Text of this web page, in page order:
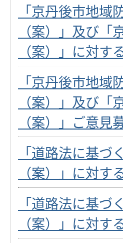
「京丹後市地
（案）」及び
（案）」に対
「京丹後市地
（案）」及び
（案）」ご意見
「道路法に基
（案）」に対
「道路法に基
（案）」に対